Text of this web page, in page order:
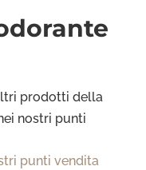
prodotti della
nostri punti
punti vendita